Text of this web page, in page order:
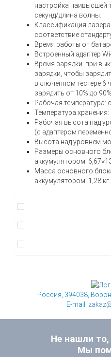
настройка наивысшей
секунд/длина волны.
Классификация лазера:
соответствие
Время работы от
Встроенный адаптер
Время зарядки: при
зарядки, чтобы
включенном тестере 6
зарядить от 10% до 90%.
Рабочая температура:
Температура хранения:
Рабочая высота над
(с адаптером
Высота над уровнем
Размеры основного
аккумулятором:
Масса основного
аккумулятором: 1,28 кг.
Россия, 394038,
E-mail:
Не нашли то,
Мы